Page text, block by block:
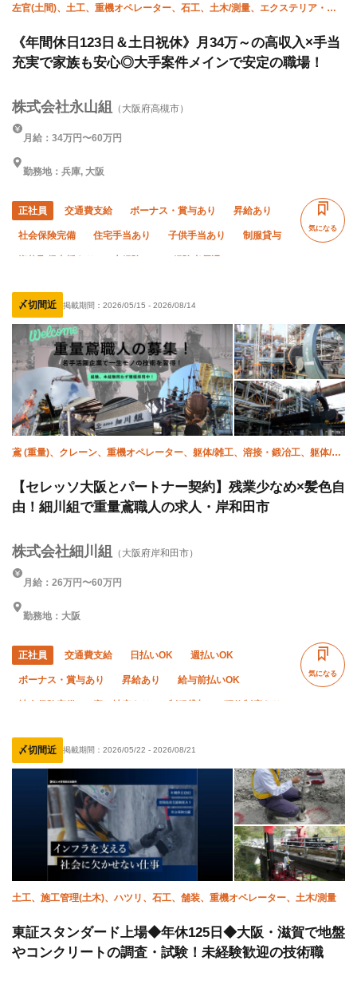
左官(土間)、土工、重機オペレーター、石工、土木/測量、エクステリア・外
《年間休日123日＆土日祝休》月34万～の高収入×手当
充実で家族も安心◎大手案件メインで安定の職場！
株式会社永山組 （大阪府高槻市）
月給：34万円〜60万円
勤務地：兵庫, 大阪
正社員 交通費支給 ボーナス・賞与あり 昇給あり
社会保険完備 住宅手当あり 子供手当あり 制服貸与
資格取得支援あり 未経験OK 経験者優遇
残業ゼロ 完全週休二日制 土日休み
年末年始休暇 車・バイク通勤OK 転勤なし
気になる
〆切間近 掲載期間： 2026/05/15 - 2026/08/14
鳶 (重量)、クレーン、重機オペレーター、躯体/雑工、溶接・鍛冶工、躯体/鳶
【セレッソ大阪とパートナー契約】残業少なめ×髪色自
由！細川組で重量鳶職人の求人・岸和田市
株式会社細川組 （大阪府岸和田市）
月給：26万円〜60万円
勤務地：大阪
正社員 交通費支給 日払いOK 週払いOK
ボーナス・賞与あり 昇給あり 給与前払いOK
WワークOK 禁煙・分煙 未経験OK
有資格者優遇 直帰・直行OK
土日休み 夏季休暇 年末年始休暇 車・バイク通勤OK
転勤なし
気になる
〆切間近 掲載期間： 2026/05/22 - 2026/08/21
土工、施工管理(土木)、ハツリ、石工、舗装、重機オペレーター、土木/測量
東証スタンダード上場◆年休125日◆大阪・滋賀で地盤
やコンクリートの調査・試験！未経験歓迎の技術職